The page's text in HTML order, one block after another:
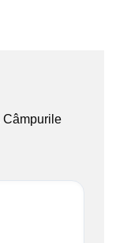
Câmpurile